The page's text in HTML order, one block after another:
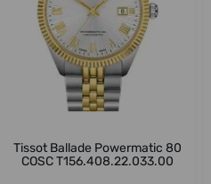
Tissot Ballade Powermatic 80
COSC T156.408.22.033.00